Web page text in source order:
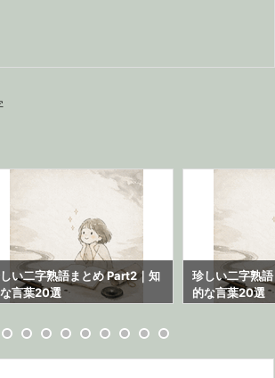
い二字熟語まとめ Part2｜知
言葉20選
珍しい二字熟
的な言葉20選